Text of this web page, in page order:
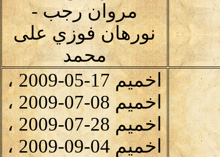
مروان رجب -
نورهان فوزي على
محمد
اخميم 17-05-2009 ،
اخميم 08-07-2009 ،
اخميم 28-07-2009 ،
اخميم 04-09-2009 ،